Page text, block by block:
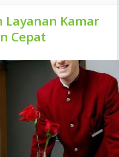
Layanan Kamar
Cepat